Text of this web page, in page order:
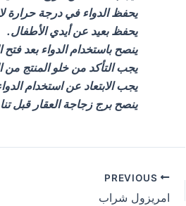
يحفظ الدواء في درجة حرارة لا تقل عن
يحفظ بعيد عن أيدي الأطفال.
ينصح باستخدام الدواء بعد فتح العبوة
يجب التأكد من خلو المنتج من
يجب الابتعاد عن استخدام
ينصح برج زجاجة العقار قبل
Post
navigation
امريزول شراب